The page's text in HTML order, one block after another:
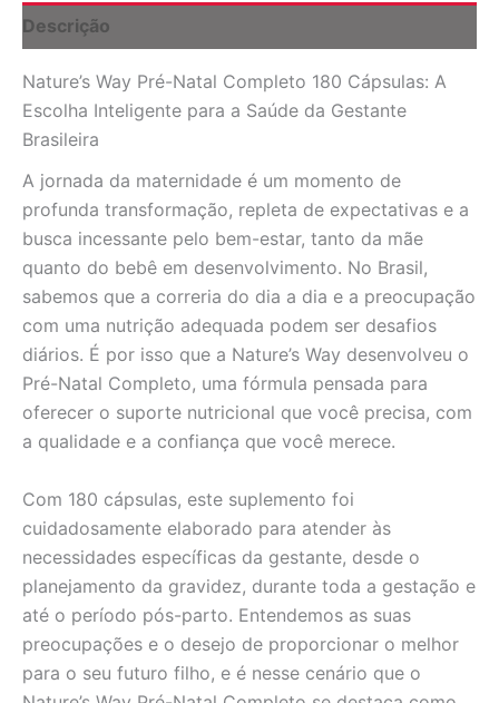
Vitalidade
para
no
Brasil
Descrição
Nature’s Way Pré-Natal Completo 180 Cápsulas: A
Escolha Inteligente para a Saúde da Gestante
Brasileira
A jornada da maternidade é um momento de
profunda transformação, repleta de expectativas e a
busca incessante pelo bem-estar, tanto da mãe
quanto do bebê em desenvolvimento. No Brasil,
sabemos que a correria do dia a dia e a preocupação
com uma nutrição adequada podem ser desafios
diários. É por isso que a Nature’s Way desenvolveu o
Pré-Natal Completo, uma fórmula pensada para
oferecer o suporte nutricional que você precisa, com
a qualidade e a confiança que você merece.
Com 180 cápsulas, este suplemento foi
cuidadosamente elaborado para atender às
necessidades específicas da gestante, desde o
planejamento da gravidez, durante toda a gestação e
até o período pós-parto. Entendemos as suas
preocupações e o desejo de proporcionar o melhor
para o seu futuro filho, e é nesse cenário que o